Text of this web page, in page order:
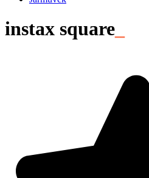
instax square